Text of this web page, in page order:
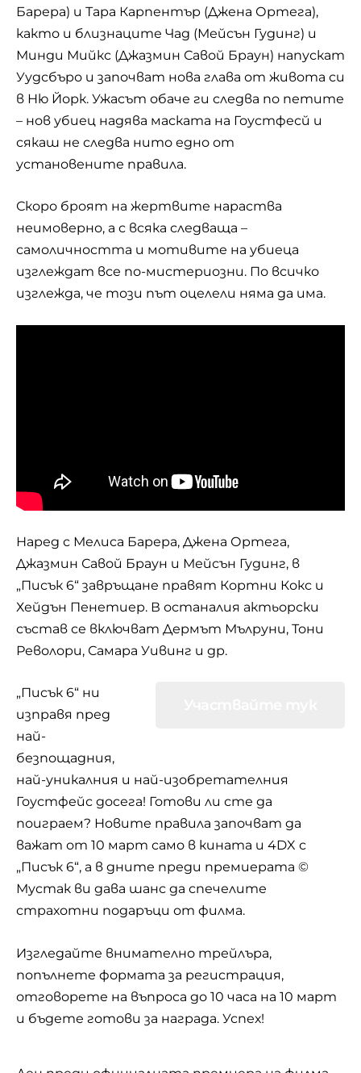
Барера) и Тара Карпентър (Джена Ортега),
както и близнаците Чад (Мейсън Гудинг) и
Минди Мийкс (Джазмин Савой Браун) напускат
Уудсбъро и започват нова глава от живота си
в Ню Йорк. Ужасът обаче ги следва по петите
– нов убиец надява маската на Гоустфесй и
сякаш не следва нито едно от
установените правила.
Скоро броят на жертвите нараства
неимоверно, а с всяка следваща –
самоличността и мотивите на убиеца
изглеждат все по-мистериозни. По всичко
изглежда, че този път оцелели няма да има.
Наред с Мелиса Барера, Джена Ортега,
Джазмин Савой Браун и Мейсън Гудинг, в
„Писък 6“ завръщане правят Кортни Кокс и
Хейдън Пенетиер. В останалия актьорски
състав се включват Дермът Мълруни, Тони
Револори, Самара Уивинг и др.
„Писък 6“ ни
изправя пред
най-
безпощадния,
най-уникалния и най-изобретателния
Гоустфейс досега! Готови ли сте да
поиграем? Новите правила започват да
важат от 10 март само в кината и 4DX с
„Писък 6“, а в дните преди премиерата ©
Мустак ви дава шанс да спечелите
страхотни подаръци от филма.
Изгледайте внимателно трейлъра,
попълнете формата за регистрация,
отговорете на въпроса до 10 часа на 10 март
и бъдете готови за награда. Успех!